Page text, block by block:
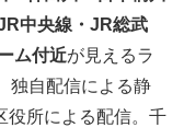
中央線・JR総武
ム付近が見えるラ
独自配信による静
役所による配信。千